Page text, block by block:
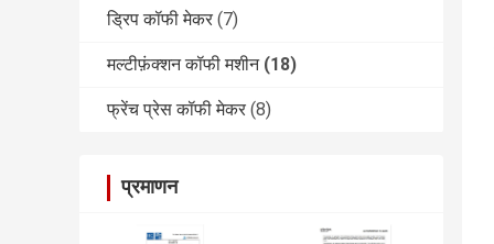
ड्रिप कॉफी मेकर (7)
मल्टीफ़ंक्शन कॉफी मशीन (18)
फ्रेंच प्रेस कॉफी मेकर (8)
प्रमाणन